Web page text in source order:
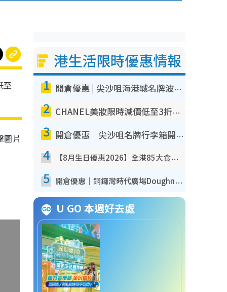
至
圖片
港生活限時優惠情報
1 開倉優惠 | 尖沙咀海港城名牌波鞋開倉低至1折！On鞋$899起／Joy&Peace鞋履$98起
2 CHANEL美妝限時減價低至3折！人氣粉底/唇膏/精華液低至$275！COCO香水都有平
3 開倉優惠｜尖沙咀名牌行李箱開倉低至4折！一連5日 American Tourister/ace./Hallmark $200起！
4 【8月生日優惠2026】全港85大食買玩著數攻略 自助餐/火鍋放題同行免費＋誠品/DONKI送現金券
5 開倉優惠｜銅鑼灣時代廣場Doughnut/Campo Marzio開倉低至1折！背囊、書包、手袋劈價$200起
U GO 本週好去處